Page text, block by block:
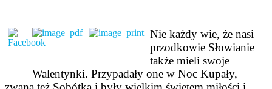
Nie każdy wie, że nasi
przodkowie Słowianie
także mieli swoje
Walentynki. Przypadały one w Noc Kupały,